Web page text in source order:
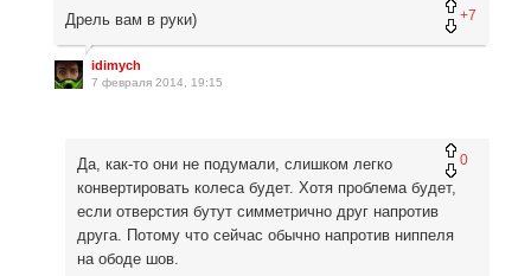
+7
Дрель вам в руки)
idimych
7 февраля 2014, 19:15
0
Да, как-то они не подумали, слишком легко
конвертировать колеса будет. Хотя проблема будет,
если отверстия бутут симметрично друг напротив
друга. Потому что сейчас обычно напротив ниппеля
на ободе шов.